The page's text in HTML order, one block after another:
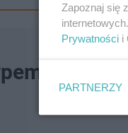
Zapoznaj się
Prywatności i
PARTNERZY